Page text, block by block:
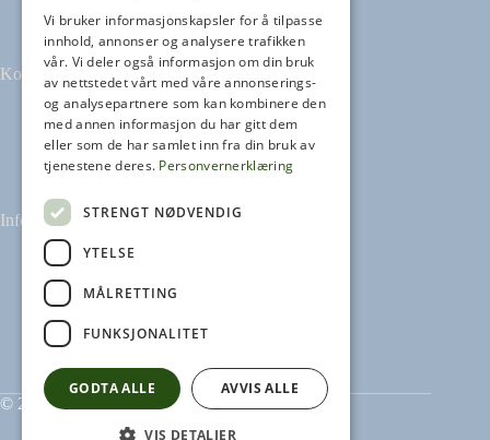
Kontakt
Tilbakemeldinger
kontakt@heikampen.no
Informasjon
Leseguide
Personvernerklæring
Informasjonskapsler
© 2026 Heikampen AS
Vi bruker informasjonskapsler for å tilpasse
innhold, annonser og analysere trafikken
vår. Vi deler også informasjon om din bruk
av nettstedet vårt med våre annonserings-
og analysepartnere som kan kombinere den
med annen informasjon du har gitt dem
eller som de har samlet inn fra din bruk av
tjenestene deres. Personvernerklæring
STRENGT NØDVENDIG
YTELSE
MÅLRETTING
FUNKSJONALITET
GODTA ALLE AVVIS ALLE
VIS DETALJER